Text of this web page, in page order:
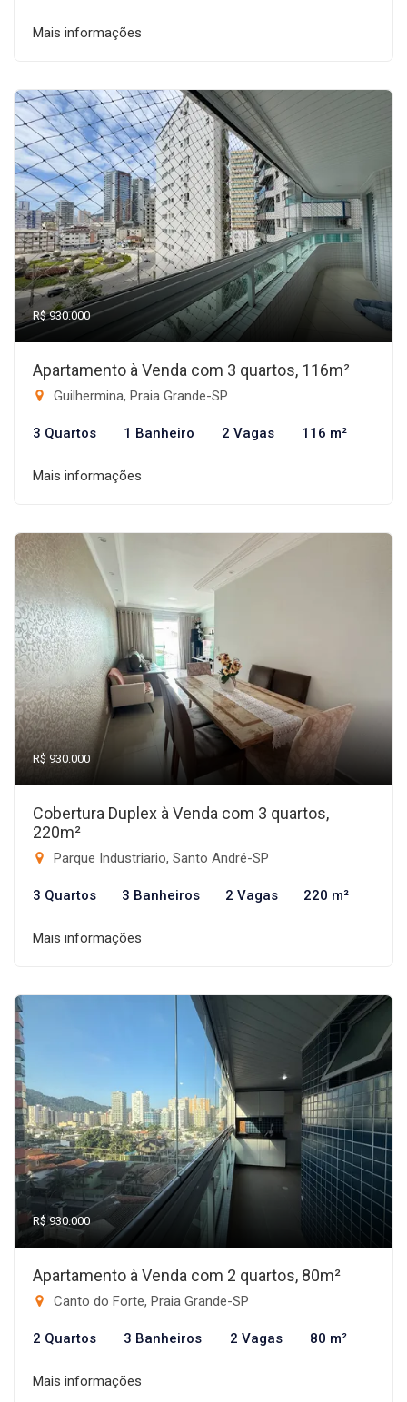
Mais informações
R$ 930.000
Apartamento à Venda com 3 quartos, 116m²
Guilhermina, Praia Grande-SP
3 Quartos 1 Banheiro 2 Vagas 116 m²
Mais informações
R$ 930.000
Cobertura Duplex à Venda com 3 quartos,
220m²
Parque Industriario, Santo André-SP
3 Quartos 3 Banheiros 2 Vagas 220 m²
Mais informações
R$ 930.000
Apartamento à Venda com 2 quartos, 80m²
Canto do Forte, Praia Grande-SP
2 Quartos 3 Banheiros 2 Vagas 80 m²
Mais informações